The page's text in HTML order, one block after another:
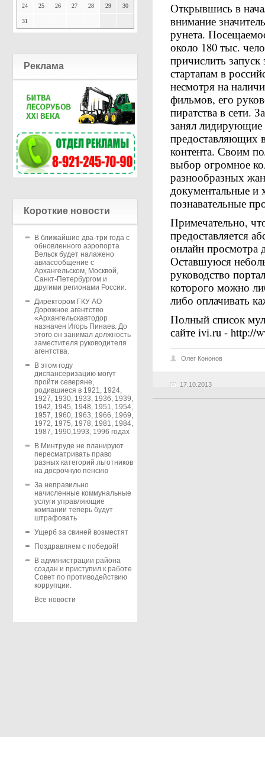
24 25 26 27 28 29 30
31
Реклама
Короткие новости
В ближайшие два-три года с
обновленного аэропорта
Вельск будет налажено
авиасообщение с
Архангельском, Москвой,
Санкт-Петербургом и
другими регионами России.
Директором ГКУ АО
Дорожное агентство
«Архангельскавтодор
назначен Игорь Пинаев. До
этого он занимал должность
заместителя руководителя
агентства.
В этом году
диспансеризацию могут
пройти северяне,
родившиеся в 1921, 1924,
1927, 1930, 1933, 1936, 1939,
1942, 1945, 1948, 1951, 1954,
1957, 1960, 1963, 1966, 1969,
1972, 1975, 1978, 1981, 1984,
1987, 1990,1993, 1996 годах
В Минтруде не планируют
пересматривать право
разных категорий льготников
на досрочную пенсию
За неправильно
начисленные коммунальные
услуги управляющие
компании теперь будут
штрафовать
Ущерб за свиней возместят
Поздравляем с победой!
В администрации района
создан и приступил к работе
Совет по противодействию
коррупции.
Все новости
Открывшись в
внимание
рунета.
около 180 тыс.
причислить
стартапам в
несмотря на
фильмов, его
пиратства в сети.
занял лидирующие
предоставляющих
контента. Своим
выбор огромное
разнообразных
документальные и
познавательные
Примечательно,
предоставляется
онлайн просмотра
Оставшуюся
руководство
которого можно
либо оплачивать
Полный список
сайте ivi.ru - http://
17.10.2013
Олег Кононов